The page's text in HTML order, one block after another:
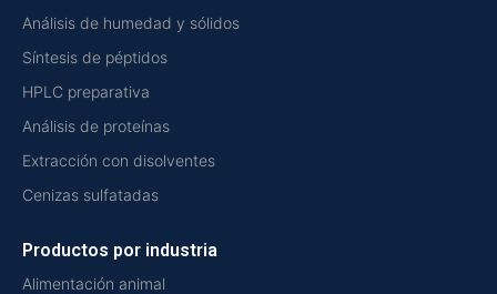
Análisis de humedad y sólidos
Síntesis de péptidos
HPLC preparativa
Análisis de proteínas
Extracción con disolventes
Cenizas sulfatadas
Productos por industria
Alimentación animal